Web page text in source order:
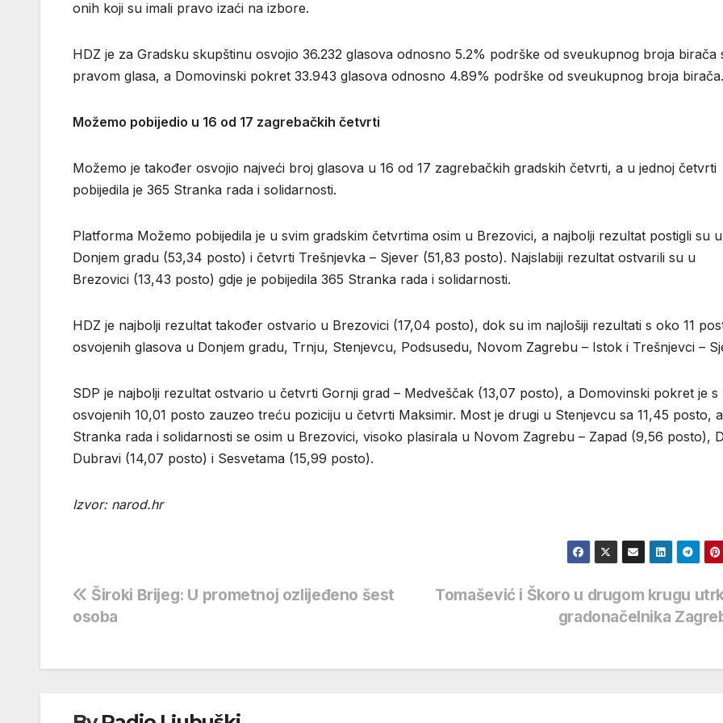
onih koji su imali pravo izaći na izbore.
HDZ je za Gradsku skupštinu osvojio 36.232 glasova odnosno 5.2% podrške od sveukupnog broja birača
pravom glasa, a Domovinski pokret 33.943 glasova odnosno 4.89% podrške od sveukupnog broja birača.
Možemo pobijedio u 16 od 17 zagrebačkih četvrti
Možemo je također osvojio najveći broj glasova u 16 od 17 zagrebačkih gradskih četvrti, a u jednoj četvrti
pobijedila je 365 Stranka rada i solidarnosti.
Platforma Možemo pobijedila je u svim gradskim četvrtima osim u Brezovici, a najbolji rezultat postigli su u
Donjem gradu (53,34 posto) i četvrti Trešnjevka – Sjever (51,83 posto). Najslabiji rezultat ostvarili su u
Brezovici (13,43 posto) gdje je pobijedila 365 Stranka rada i solidarnosti.
HDZ je najbolji rezultat također ostvario u Brezovici (17,04 posto), dok su im najlošiji rezultati s oko 11
osvojenih glasova u Donjem gradu, Trnju, Stenjevcu, Podsusedu, Novom Zagrebu – Istok i Trešnjevci –
SDP je najbolji rezultat ostvario u četvrti Gornji grad – Medveščak (13,07 posto), a Domovinski pokret je s
osvojenih 10,01 posto zauzeo treću poziciju u četvrti Maksimir. Most je drugi u Stenjevcu sa 11,45 posto,
Stranka rada i solidarnosti se osim u Brezovici, visoko plasirala u Novom Zagrebu – Zapad (9,56 posto),
Dubravi (14,07 posto) i Sesvetama (15,99 posto).
Izvor: narod.hr
Navigacija
Tomašević i Škoro u drugom krugu
gradonačelnika
Široki Brijeg: U prometnoj ozlijeđeno šest
osoba